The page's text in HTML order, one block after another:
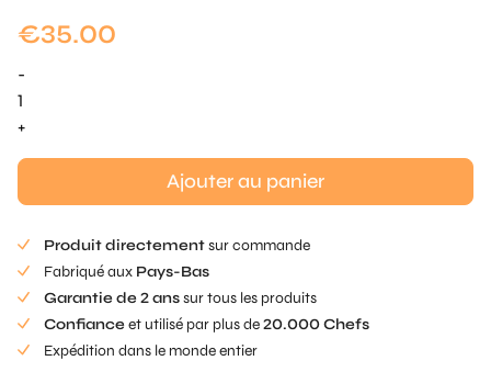
€35.00
-
quantité
de
Tuille
+
Ajouter au panier
Produit directementsur commande
Fabriqué aux Pays-Bas
Garantie de 2 anssur tous les produits
Confianceet utilisé par plus de20.000 Chefs
Expédition dans le monde entier